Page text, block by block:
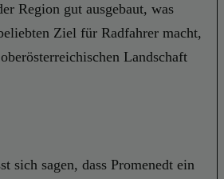
Region gut ausgebaut, was
Ziel für Radfahrer macht,
Landschaft
sich sagen, dass Promenedt ein